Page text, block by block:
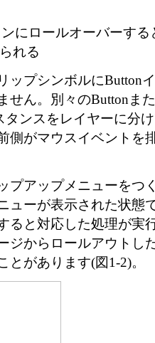
ンにロールオーバーす
れる
ップシンボルにButton
せん。別々のButtonま
ンスをレイヤーに分
側がマウスイベントを
プアップメニューをつ
ューが表示された状態
ると対応した処理が実
ジからロールアウトし
があります(図1-2)。